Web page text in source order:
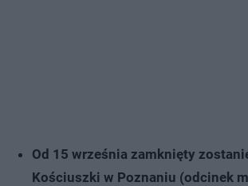
Od 15 września zamknięty
Kościuszki w Poznaniu (odcinek